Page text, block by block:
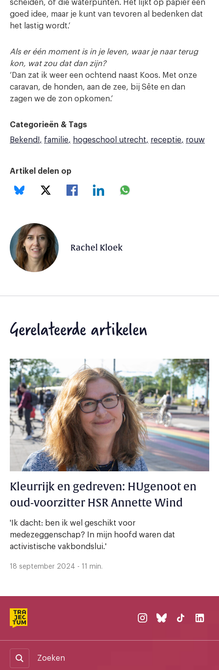
scheiden, of die waterpunten. Het lijkt op papier een
goed idee, maar je kunt van tevoren al bedenken dat
het lastig wordt.’
Als er één moment is in je leven, waar je naar terug
kon, wat zou dat dan zijn?
‘Dan zat ik weer een ochtend naast Koos. Met onze
caravan, de honden, aan de zee, bij Sête en dan
zagen we de zon opkomen.’
Categorieën & Tags
Bekend!
familie hogeschool utrecht receptie rouw
Artikel delen op
Rachel Kloek
Gerelateerde artikelen
Kleurrijk en gedreven: HUgenoot en
oud-voorzitter HSR Annette Wind
'Ik dacht: ben ik wel geschikt voor
medezeggenschap? In mijn hoofd waren dat
activistische vakbondslui.'
18 september 2024 - 11 min.
Zoeken